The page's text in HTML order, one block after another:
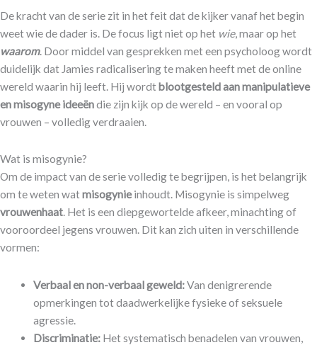
De kracht van de serie zit in het feit dat de kijker vanaf het begin
weet wie de dader is. De focus ligt niet op het wie, maar op het
waarom. Door middel van gesprekken met een psycholoog wordt
duidelijk dat Jamies radicalisering te maken heeft met de online
wereld waarin hij leeft. Hij wordtblootgesteld aan manipulatieve
en misogyne ideeëndie zijn kijk op de wereld – en vooral op
vrouwen – volledig verdraaien.
​Wat is misogynie?
Om de impact van de serie volledig te begrijpen, is het belangrijk
om te weten watmisogynieinhoudt. Misogynie is simpelweg
vrouwenhaat. Het is een diepgewortelde afkeer, minachting of
vooroordeel jegens vrouwen. Dit kan zich uiten in verschillende
vormen:
Verbaal en non-verbaal geweld:Van denigrerende
opmerkingen tot daadwerkelijke fysieke of seksuele
agressie.
Discriminatie:Het systematisch benadelen van vrouwen,